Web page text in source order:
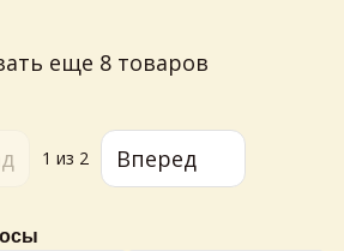
еще 8 товаров
1 из 2 Вперед